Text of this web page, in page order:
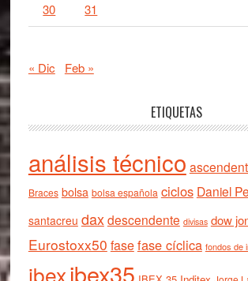
30 31
« Dic Feb »
ETIQUETAS
análisis técnico
Braces bolsa bolsa española ciclos Daniel
santacreu daxdescendente divisas dow
Eurostoxx50 fasefase cíclica fondos de
ibexibex35